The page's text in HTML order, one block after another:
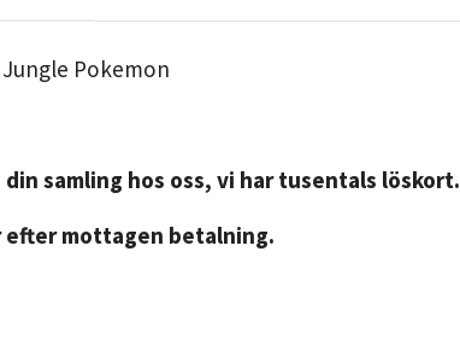
Pokemon
samling hos oss, vi har tusentals löskort.
efter mottagen betalning.